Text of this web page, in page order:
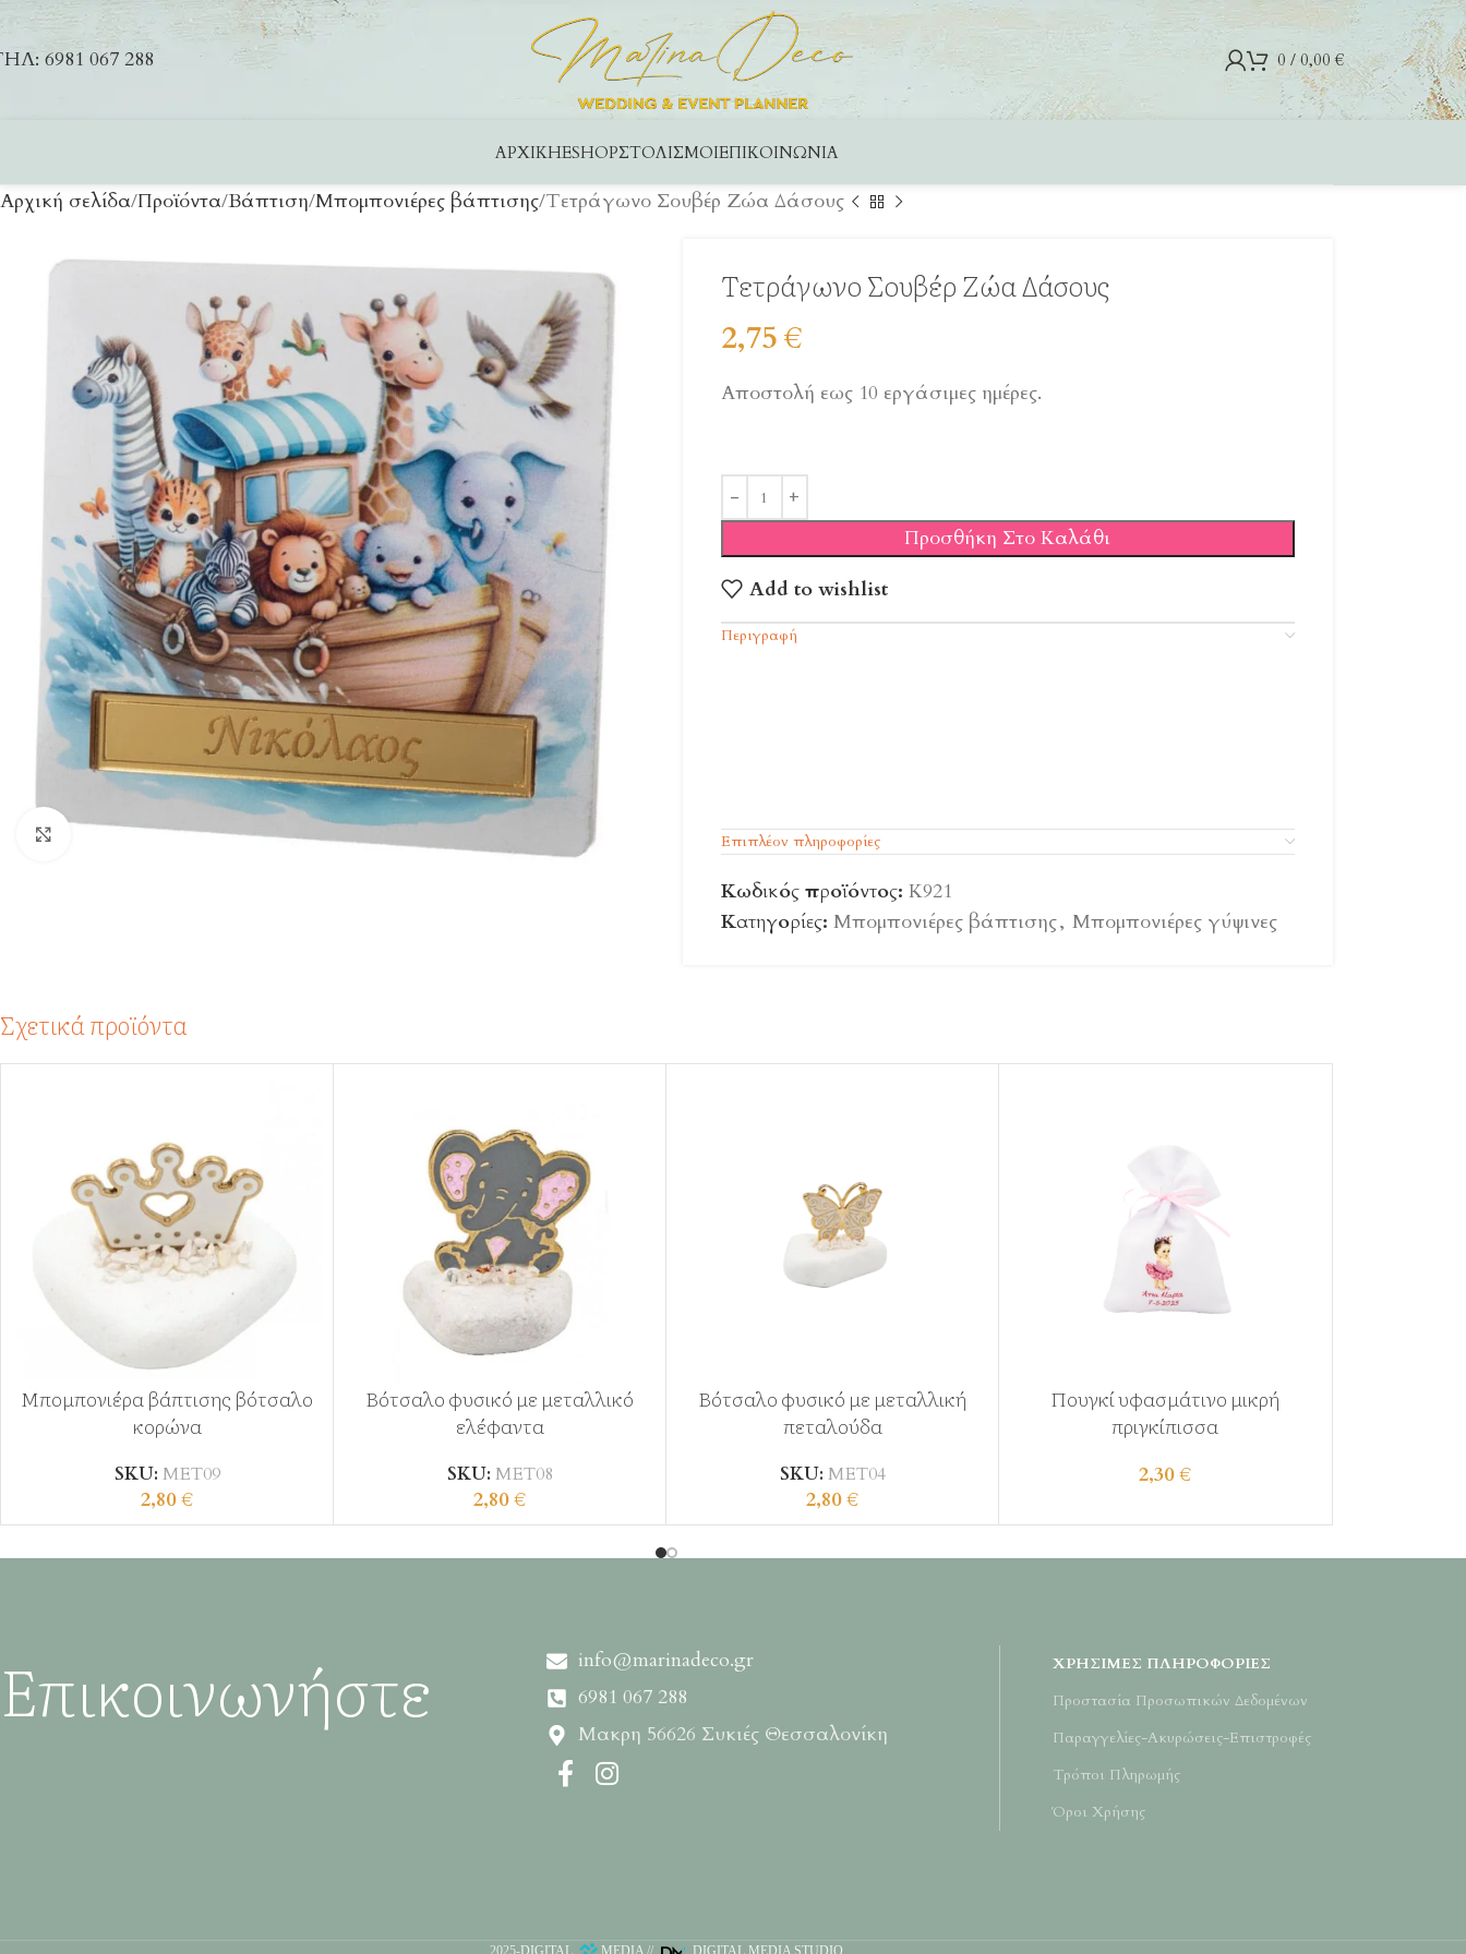
6981 067 288 0 / 0,00€
ΑΡΧΙΚΉESHOPΣΤΟΛΙΣΜΟΊΕΠΙΚΟΙΝΩΝΊΑ
Αρχική σελίδα Προϊόντα Βάπτιση Μπομπονιέρες βάπτισης Τετράγωνο Σουβέρ Ζώα Δάσους
Click to enlarge
Τετράγωνο Σουβέρ Ζώα Δάσους
2,75€
Αποστολή εως 10 εργάσιμες ημέρες.
Προσθήκη Στο Καλάθι
Add to wishlist
Περιγραφή
Επιπλέον πληροφορίες
Κωδικός προϊόντος: Κ921
Κατηγορίες: Μπομπονιέρες βάπτισης, Μπομπονιέρες γύψινες
Σχετικά προϊόντα
Μπομπονιέρα βάπτισης βότσαλο
κορώνα
SKU: ΜΕΤ09
2,80€
Βότσαλο φυσικό με μεταλλικό
ελέφαντα
SKU: ΜΕΤ08
2,80€
Βότσαλο φυσικό με μεταλλική
πεταλούδα
SKU: ΜΕΤ04
2,80€
Πουγκί υφασμάτινο μικρή
πριγκίπισσα
2,30€
Επικοινωνήστε
info@marinadeco.gr
6981 067 288
Μακρη 56626 Συκιές Θεσσαλονίκη
ΧΡΉΣΙΜΕΣ ΠΛΗΡΟΦΟΡΊΕΣ
Προστασία Προσωπικών Δεδομένων
Παραγγελίες-Ακυρώσεις-Επιστροφές
Τρόποι Πληρωμής
Όροι Χρήσης